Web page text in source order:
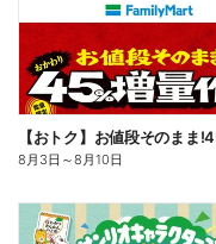
8月3日 ～8月10日